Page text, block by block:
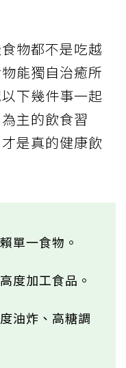
物都不是吃越
能獨自治癒所
下幾件事一起
主的飲食習
是真的健康飲
單一食物。
度加工食品。
油炸、高糖調